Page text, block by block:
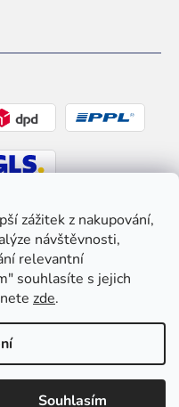
zážitek z nakupování,
návštěvnosti,
relevantní
souhlasíte s jejich
zde.
Souhlasím
cookies